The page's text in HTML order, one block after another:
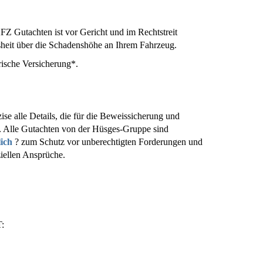
Gutachten ist vor Gericht und im Rechtstreit
über die Schadenshöhe an Ihrem Fahrzeug.
Versicherung*.
alle Details, die für die Beweissicherung und
Gutachten von der Hüsges-Gruppe sind
? zum Schutz vor unberechtigten Forderungen und
Ansprüche.